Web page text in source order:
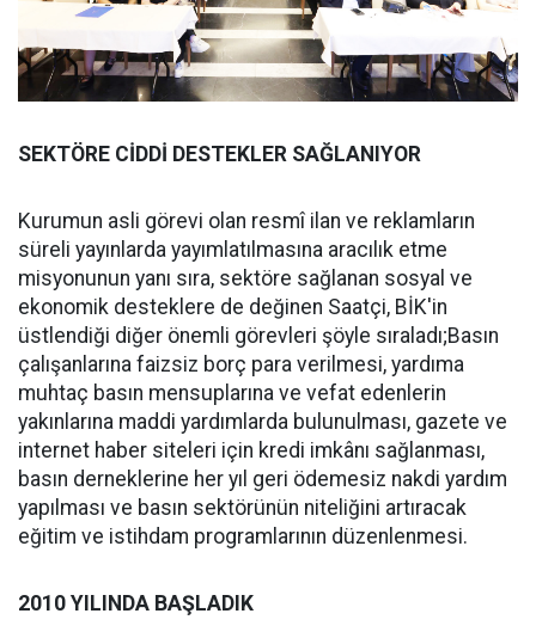
SEKTÖRE CİDDİ DESTEKLER SAĞLANIYOR
Kurumun asli görevi olan resmî ilan ve reklamların
süreli yayınlarda yayımlatılmasına aracılık etme
misyonunun yanı sıra, sektöre sağlanan sosyal ve
ekonomik desteklere de değinen Saatçi, BİK'in
üstlendiği diğer önemli görevleri şöyle sıraladı;Basın
çalışanlarına faizsiz borç para verilmesi, yardıma
muhtaç basın mensuplarına ve vefat edenlerin
yakınlarına maddi yardımlarda bulunulması, gazete ve
internet haber siteleri için kredi imkânı sağlanması,
basın derneklerine her yıl geri ödemesiz nakdi yardım
yapılması ve basın sektörünün niteliğini artıracak
eğitim ve istihdam programlarının düzenlenmesi.
2010 YILINDA BAŞLADIK